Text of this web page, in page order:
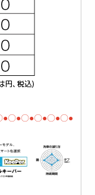
●〇●〇●〇●〇●〇●